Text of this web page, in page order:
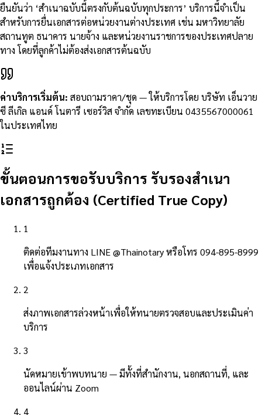
ยืนยันว่า ‘สำเนาฉบับนี้ตรงกับต้นฉบับทุกประการ’ บริการนี้จำเป็น
สำหรับการยื่นเอกสารต่อหน่วยงานต่างประเทศ เช่น มหาวิทยาลัย
สถานทูต ธนาคาร นายจ้าง และหน่วยงานราชการของประเทศปลาย
ทาง โดยที่ลูกค้าไม่ต้องส่งเอกสารต้นฉบับ
ค่าบริการเริ่มต้น: สอบถามราคา/ชุด —ให้บริการโดย บริษัท เอ็นวาย
ซี ลีเกิล แอนด์ โนตารี เซอร์วิส จำกัด เลขทะเบียน 0435567000061
ในประเทศไทย
ขั้นตอนการขอรับบริการ รับรองสำเนา
เอกสารถูกต้อง (Certified True Copy)
1
ติดต่อทีมงานทาง LINE @Thainotary หรือโทร 094-895-8999
เพื่อแจ้งประเภทเอกสาร
2
ส่งภาพเอกสารล่วงหน้าเพื่อให้ทนายตรวจสอบและประเมินค่า
บริการ
3
นัดหมายเข้าพบทนาย — มีทั้งที่สำนักงาน, นอกสถานที่, และ
ออนไลน์ผ่าน Zoom
4